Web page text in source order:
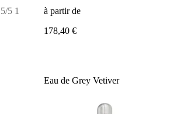
5/5 1
à partir de
178,40 €
Eau de Grey Vetiver